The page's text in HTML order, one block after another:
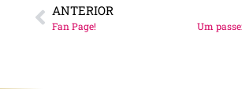
ANTERIOR
Fan Page! Um